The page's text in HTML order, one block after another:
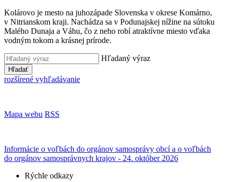
Kolárovo je mesto na juhozápade Slovenska v okrese Komárno,
v Nitrianskom kraji. Nachádza sa v Podunajskej nížine na sútoku
Malého Dunaja a Váhu, čo z neho robí atraktívne miesto vďaka
vodným tokom a krásnej prírode.
Hľadaný výraz
Hľadať
rozšírené vyhľadávanie
Mapa webu RSS
Informácie o voľbách do orgánov samosprávy obcí a o voľbách
do orgánov samosprávnych krajov - 24. október 2026
Rýchle odkazy